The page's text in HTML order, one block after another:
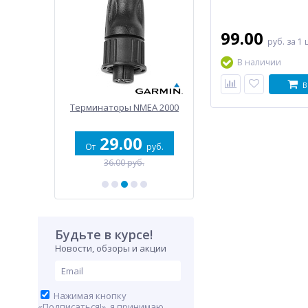
Терминаторы NMEA 2000
От29.00 руб.
36.00 руб.
Двойной кабель
Будьте в курсе!
Новости, обзоры и акции
Нажимая кнопку
99.00 руб. за 1
В наличии